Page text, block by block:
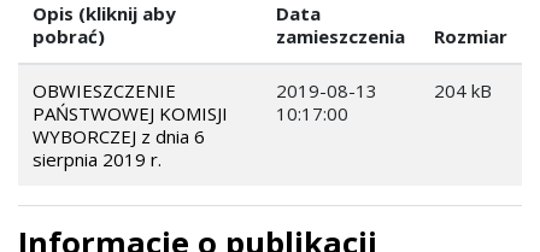
Opis (kliknij aby
pobrać)
Data
zamieszczenia
Rozmiar
OBWIESZCZENIE
PAŃSTWOWEJ KOMISJI
WYBORCZEJ z dnia 6
sierpnia 2019 r.
2019-08-13
10:17:00
204 kB
Informacje o publikacji